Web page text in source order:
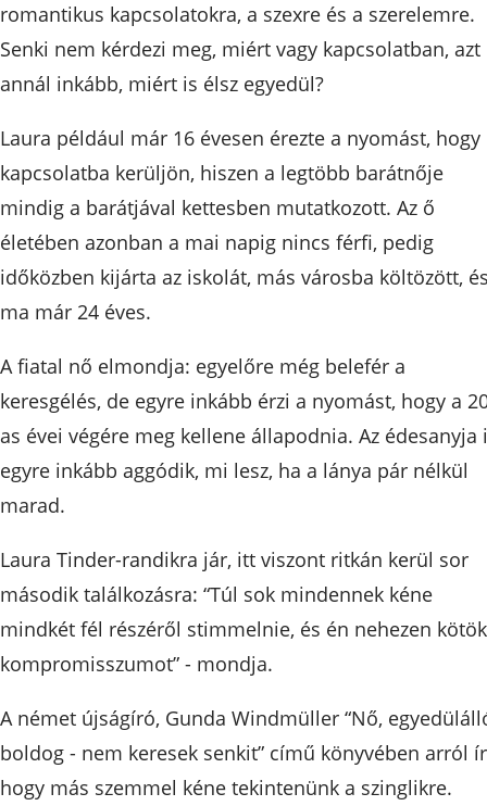
romantikus kapcsolatokra, a szexre és a szerelemre.
Senki nem kérdezi meg, miért vagy kapcsolatban, azt
annál inkább, miért is élsz egyedül?
Laura például már 16 évesen érezte a nyomást, hogy
kapcsolatba kerüljön, hiszen a legtöbb barátnője
mindig a barátjával kettesben mutatkozott. Az ő
életében azonban a mai napig nincs férfi, pedig
időközben kijárta az iskolát, más városba költözött,
ma már 24 éves.
A fiatal nő elmondja: egyelőre még belefér a
keresgélés, de egyre inkább érzi a nyomást, hogy a
as évei végére meg kellene állapodnia. Az édesanyja
egyre inkább aggódik, mi lesz, ha a lánya pár nélkül
marad.
Laura Tinder-randikra jár, itt viszont ritkán kerül sor
második találkozásra: “Túl sok mindennek kéne
mindkét fél részéről stimmelnie, és én nehezen kötök
kompromisszumot” - mondja.
A német újságíró, Gunda Windmüller “Nő,
boldog - nem keresek senkit” című könyvében arról
hogy más szemmel kéne tekintenünk a szinglikre.